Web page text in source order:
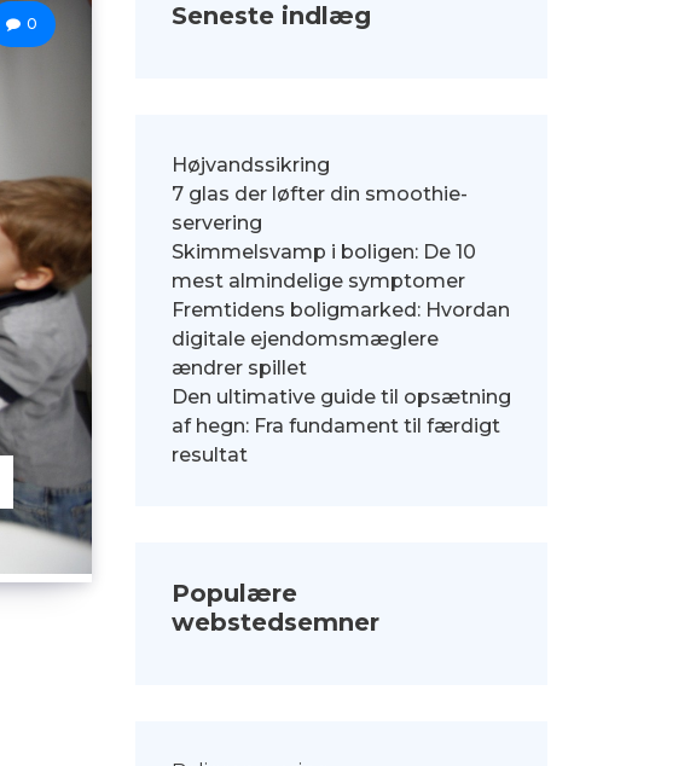
0 Seneste indlæg
Højvandssikring
7 glas der løfter din smoothie-
servering
Skimmelsvamp i boligen: De 10
mest almindelige symptomer
Fremtidens boligmarked: Hvordan
digitale ejendomsmæglere
ændrer spillet
Den ultimative guide til opsætning
af hegn: Fra fundament til færdigt
resultat
Populære
webstedsemner